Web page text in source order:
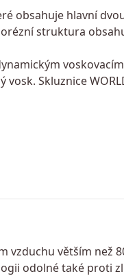
obsahuje hlavní
struktura
Skluznice
vzduchu větším než
odolné také proti